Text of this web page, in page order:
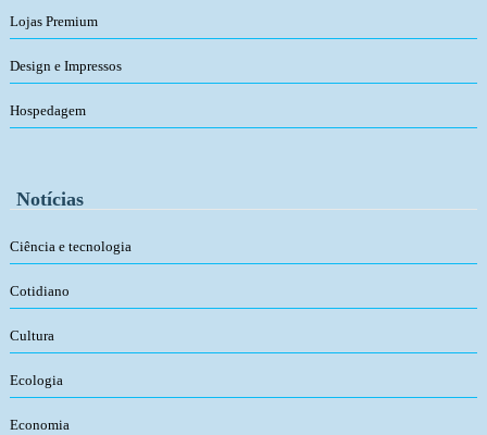
Lojas Premium
Design e Impressos
Hospedagem
Notícias
Ciência e tecnologia
Cotidiano
Cultura
Ecologia
Economia